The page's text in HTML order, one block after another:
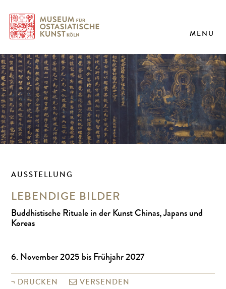
MENU
AUSSTELLUNG
LEBENDIGE BILDER
Buddhistische Rituale in der Kunst Chinas, Japans und
Koreas
6. November 2025 bis Frühjahr 2027
DRUCKEN VERSENDEN